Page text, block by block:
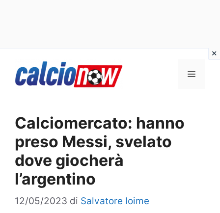
Menu
Calciomercato: hanno
preso Messi, svelato
dove giocherà
l’argentino
12/05/2023 di Salvatore Ioime